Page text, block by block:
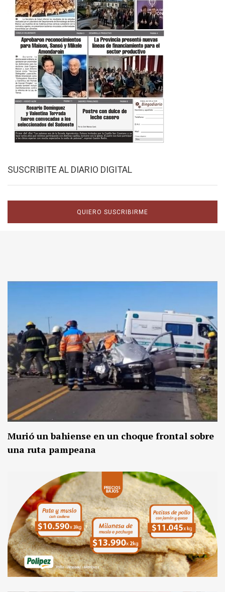
SUSCRIBITE AL DIARIO DIGITAL
QUIERO SUSCRIBIRME
Murió un bahiense en un choque frontal sobre
una ruta pampeana